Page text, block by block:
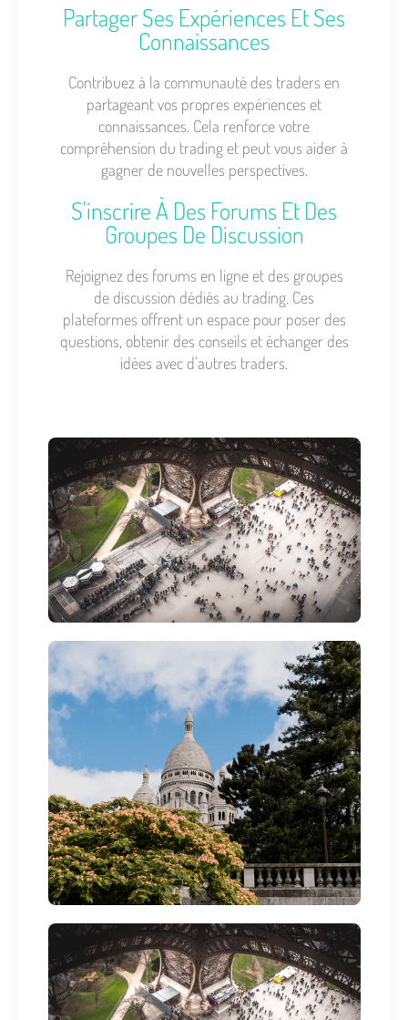
Partager Ses Expériences Et Ses
Connaissances
Contribuez à la communauté des traders en
partageant vos propres expériences et
connaissances. Cela renforce votre
compréhension du trading et peut vous aider à
gagner de nouvelles perspectives.
S'inscrire À Des Forums Et Des
Groupes De Discussion
Rejoignez des forums en ligne et des groupes
de discussion dédiés au trading. Ces
plateformes offrent un espace pour poser des
questions, obtenir des conseils et échanger des
idées avec d’autres traders.